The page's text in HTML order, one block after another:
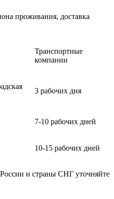
проживания, доставка
Транспортные
компании
3 рабочих дня
7-10 рабочих дней
10-15 рабочих дней
и страны СНГ уточняйте